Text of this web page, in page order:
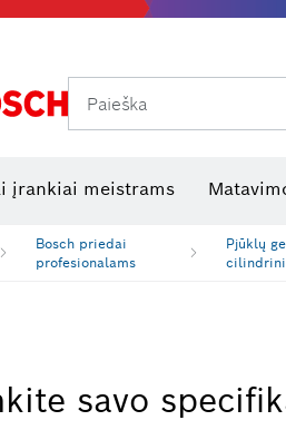
Paieška
įrankiai meistrams
Bosch priedai
profesionalams
Pjūklų
savo